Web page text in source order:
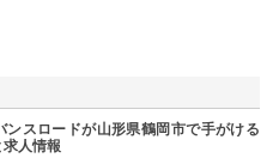
ンスロードが山形県鶴岡市で手がける
人情報